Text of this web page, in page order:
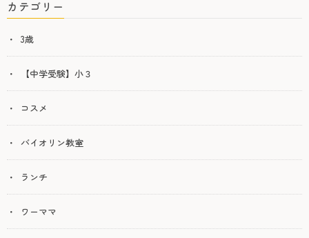
カテゴリー
3歳
【中学受験】小３
コスメ
バイオリン教室
ランチ
ワーママ